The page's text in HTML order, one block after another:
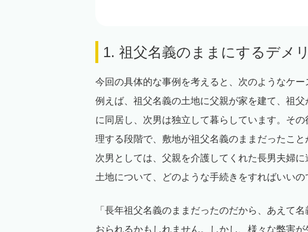
1. 祖父名義のままにするデメ
今回の具体的な事例を考えると、次のようなケー
例えば、祖父名義の土地に父親が家を建て、祖
に同居し、次男は独立して暮らしています。そ
理する段階で、敷地が祖父名義のままだったこと
次男としては、父親を介護してくれた長男夫婦
土地について、どのような手続きをすればいいの
「長年祖父名義のままだったのだから、あえて
おられるかもしれません。しかし、様々な弊害が